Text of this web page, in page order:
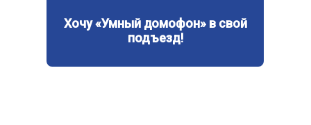
Хочу «Умный домофон» в свой
подъезд!